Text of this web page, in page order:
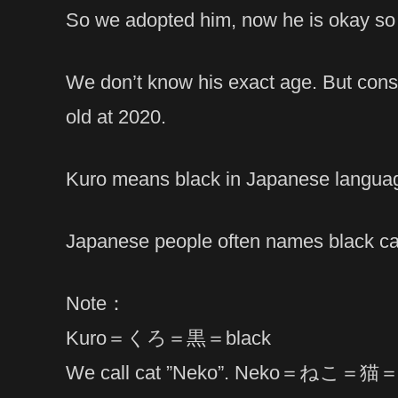
So we adopted him, now he is okay
We don’t know his exact age. But
old at 2020.
Kuro means black in Japanese
Japanese people often names black
Note：
Kuro＝くろ＝黒＝black
We call cat ”Neko”. Neko＝ねこ＝猫